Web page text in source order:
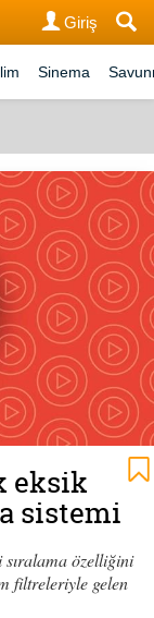
Giriş
Sinema
eksik
sistemi
sıralama özelliğini
filtreleriyle gelen